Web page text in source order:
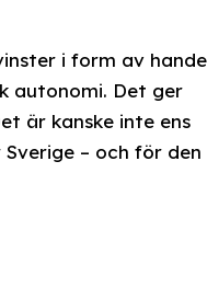
i form av
autonomi. Det ger
är kanske inte ens
– och för den